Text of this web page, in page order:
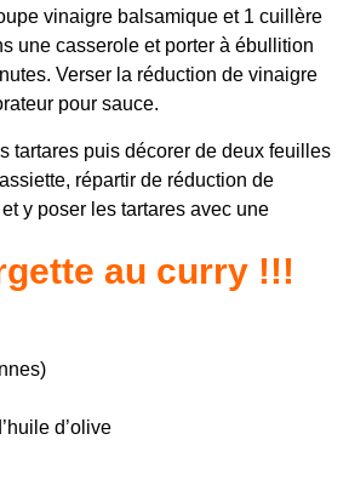
vinaigre balsamique et 1 cuillère
une casserole et porter à ébullition
Verser la réduction de vinaigre
pour sauce.
tartares puis décorer de deux feuilles
répartir de réduction de
y poser les tartares avec une
au curry !!!
d’olive